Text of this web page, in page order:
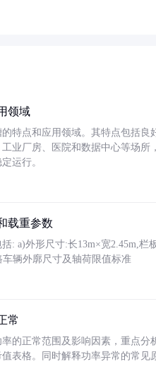
领域
特点和应用领域。其特点包括良
业厂房、医院和数据中心等场
运行。
载重参数
: a)外形尺寸:长13m×宽2.45m,栏
辆外廓尺寸及轴荷限值标准
常
的正常范围及影响因素，重点
表格。同时解释功率异常的常